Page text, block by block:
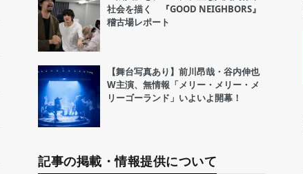
社会を描く 『GOOD NEIGHBORS』
稽古場レポート
【舞台写真あり】前川昂哉・谷内伸也
W主演、無情報「メリー・メリー・メ
リーゴーランド」いよいよ開幕！
記事の掲載・情報提供について